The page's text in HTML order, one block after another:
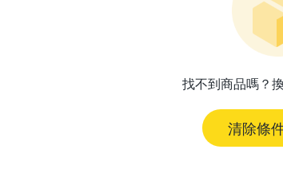
找不到商品嗎？
清除條